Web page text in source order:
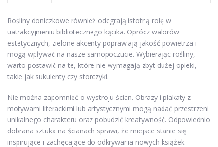
Rośliny doniczkowe również odegrają istotną rolę w
uatrakcyjnieniu bibliotecznego kącika. Oprócz walorów
estetycznych, zielone akcenty poprawiają jakość powietrza i
mogą wpływać na nasze samopoczucie. Wybierając rośliny,
warto postawić na te, które nie wymagają zbyt dużej opieki,
takie jak sukulenty czy storczyki.
Nie można zapomnieć o wystroju ścian. Obrazy i plakaty z
motywami literackimi lub artystycznymi mogą nadać przestrzeni
unikalnego charakteru oraz pobudzić kreatywność. Odpowiednio
dobrana sztuka na ścianach sprawi, że miejsce stanie się
inspirujące i zachęcające do odkrywania nowych książek.